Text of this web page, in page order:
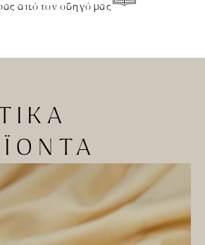
από τον οδηγό μας